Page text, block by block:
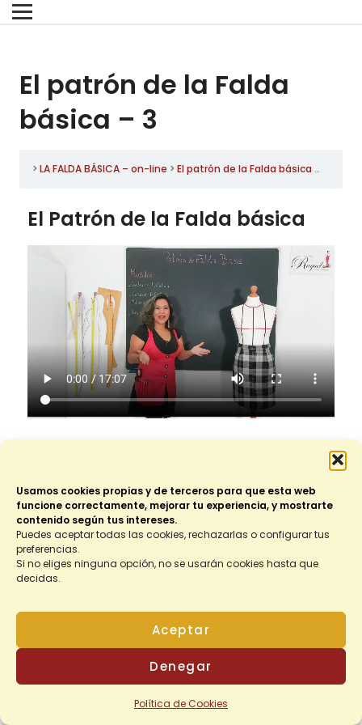
Usamos cookies propias y de terceros para que esta web
funcione correctamente, mejorar tu experiencia, y mostrarte
contenido según tus intereses.
Puedes aceptar todas las cookies, rechazarlas o configurar tus
preferencias.
Si no eliges ninguna opción, no se usarán cookies hasta que
decidas.
Aceptar
Denegar
Política de Cookies
El patrón de la Falda
básica – 3
LA FALDA BÁSICA – on-line El patrón de la Falda básica – 3
El Patrón de la Falda básica
Back to Módulo